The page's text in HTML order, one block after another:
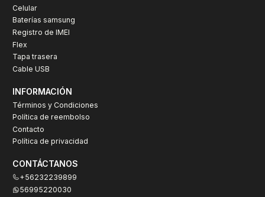
Celular
Baterías samsung
Registro de IMEI
Flex
Tapa trasera
Cable USB
INFORMACIÓN
Términos y Condiciones
Política de reembolso
Contacto
Política de privacidad
CONTÁCTANOS
+56232239899
56995220030